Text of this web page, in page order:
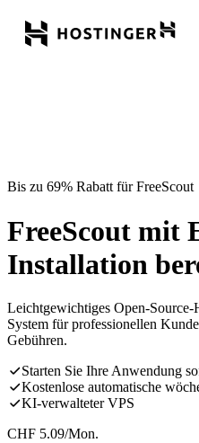
Bis zu 69% Rabatt für FreeScout
FreeScout mit
Installation
Leichtgewichtiges Open-
System für professionellen
Gebühren.
Starten Sie Ihre Anwendung
Kostenlose automatische
KI-verwalteter VPS
CHF 5.09/Mon.